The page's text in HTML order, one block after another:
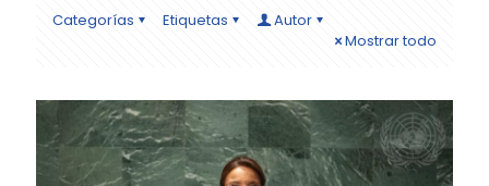
Categorías Etiquetas
Autor
Mostrar todo